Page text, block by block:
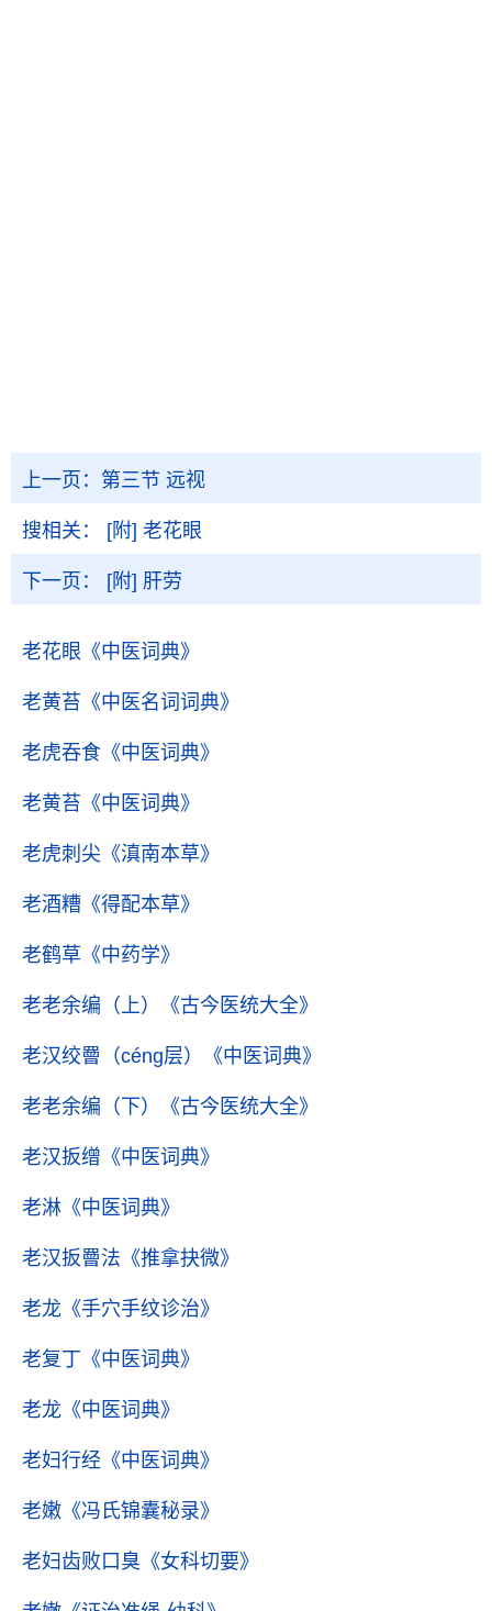
上一页： 第三节 远视
搜相关： [附] 老花眼
下一页： [附] 肝劳
老花眼 《中医词典》
老黄苔 《中医名词词典》
老虎吞食 《中医词典》
老黄苔 《中医词典》
老虎刺尖 《滇南本草》
老酒糟 《得配本草》
老鹤草 《中药学》
老老余编（上） 《古今医统大全》
老汉绞罾（céng层） 《中医词典》
老老余编（下） 《古今医统大全》
老汉扳缯 《中医词典》
老淋 《中医词典》
老汉扳罾法 《推拿抉微》
老龙 《手穴手纹诊治》
老复丁 《中医词典》
老龙 《中医词典》
老妇行经 《中医词典》
老嫩 《冯氏锦囊秘录》
老妇齿败口臭 《女科切要》